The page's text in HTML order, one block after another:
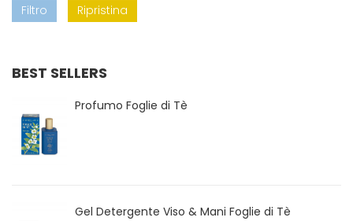
Filtro Ripristina
BEST SELLERS
Profumo Foglie di Tè
Gel Detergente Viso & Mani Foglie di Tè